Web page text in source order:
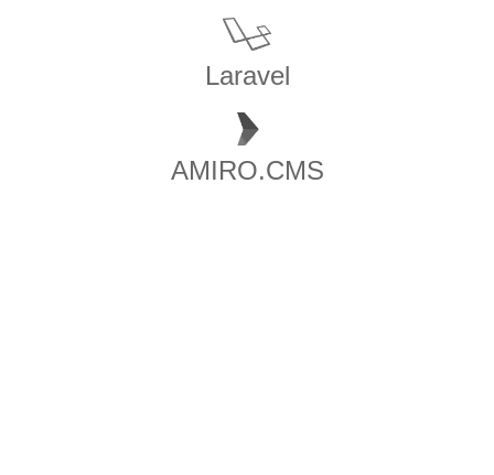
Laravel
AMIRO.CMS